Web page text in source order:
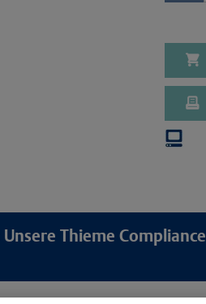
Thieme Compliance